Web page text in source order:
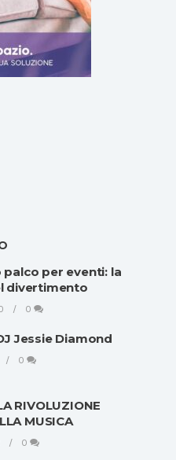
per eventi: la
divertimento
0
Jessie Diamond
0
RIVOLUZIONE
MUSICA
0